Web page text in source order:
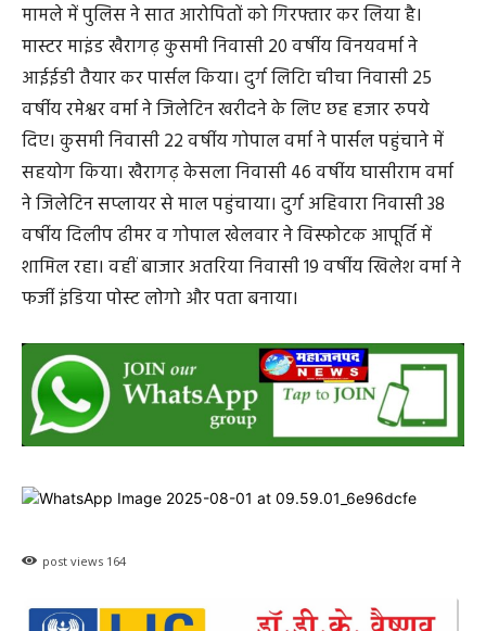
ट्यूटोरियल देखकर आईईडी तैयार किया था। उसका मकसद अपनी
प्रेमिका के पति अफसार खान की हत्या करना था। लेकिन इस
साजिश का एक और बड़ा पहलू सामने आया कि विनय अकेला नहीं
था।
उसके साथ कई लोग शामिल थे, जिन्होंने फाइनेंस, सप्लाई और
फर्जी लोगो तक का इंतजाम किया। जांच में यह भी खुलासा हुआ
कि इस बम में इस्तेमाल जिलेटिन दुर्ग जिले की पत्थर खदानों से
अवैध रूप से लाया गया था। पुलिस ने इस केस में सात आरोपियों
को गिरफ्तार कर लिया। इनमें आईईडी तैयार करने वाला,
इंडिया पोस्ट लोगो बनाने वाला भी शामिल है। आरोपितों के
ठिकानों से 60 जिलेटिन स्टिक और दो डिटोनेटर बरामद हुए।
आरोपितों की भूमिका एक नजर में
मामले में पुलिस ने सात आरोपितों को गिरफ्तार कर लिया है।
आईईडी तैयार कर पार्सल किया। दुर्ग लिटिा चीचा निवासी 25
वर्षीय रमेश्वर वर्मा ने जिलेटिन खरीदने के लिए छह हजार रुपये